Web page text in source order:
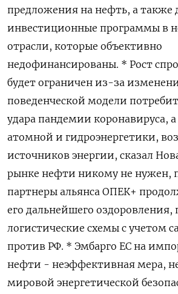
предложения на нефть, а также
инвестиционные программы в
отрасли, которые объективно
недофинансированы. * Рост
будет ограничен из-за
поведенческой модели
удара пандемии коронавируса,
атомной и гидроэнергетики,
источников энергии, сказал
рынке нефти никому не нужен,
партнеры альянса ОПЕК+
его дальнейшего оздоровления,
логистические схемы с учетом
против РФ. * Эмбарго ЕС на
нефти - неэффективная мера,
мировой энергетической